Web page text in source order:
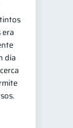
era
día